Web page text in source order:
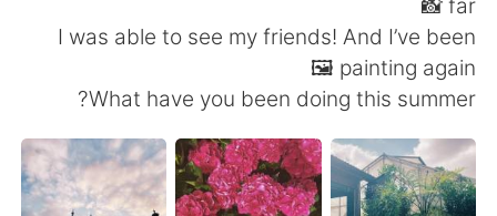
I was able to see my friends! And I’ve been
painting again 🖼
What have you been doing this summer?